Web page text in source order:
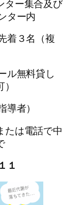
ター集合及び
ター内
着３名（複
ル無料貸し
者）
たは電話で中
１